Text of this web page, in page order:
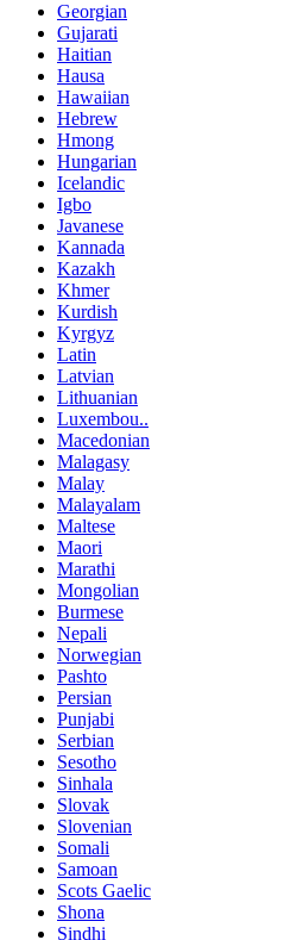
Georgian
Gujarati
Haitian
Hausa
Hawaiian
Hebrew
Hmong
Hungarian
Icelandic
Igbo
Javanese
Kannada
Kazakh
Khmer
Kurdish
Kyrgyz
Latin
Latvian
Lithuanian
Luxembou..
Macedonian
Malagasy
Malay
Malayalam
Maltese
Maori
Marathi
Mongolian
Burmese
Nepali
Norwegian
Pashto
Persian
Punjabi
Serbian
Sesotho
Sinhala
Slovak
Slovenian
Somali
Samoan
Scots Gaelic
Shona
Sindhi